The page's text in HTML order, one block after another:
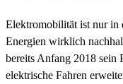
Elektromobilität ist nur in
Energien wirklich
bereits Anfang 2018 sein
elektrische Fahren